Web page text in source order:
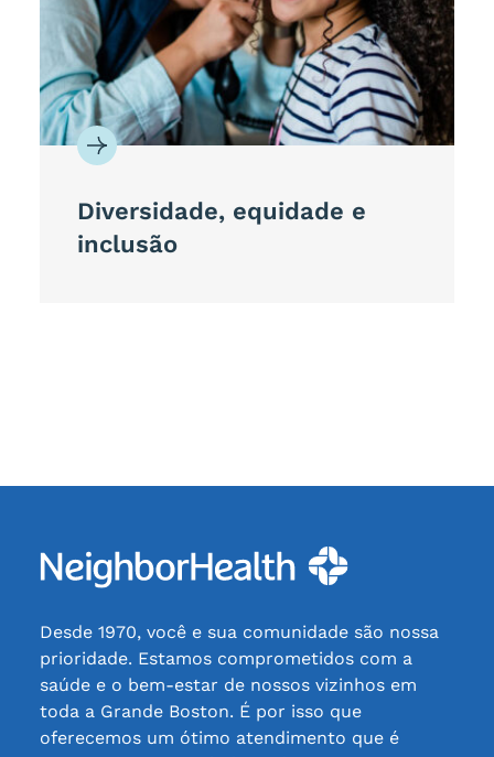
Diversidade, equidade e
inclusão
Desde 1970, você e sua comunidade são nossa
prioridade. Estamos comprometidos com a
saúde e o bem-estar de nossos vizinhos em
toda a Grande Boston. É por isso que
oferecemos um ótimo atendimento que é